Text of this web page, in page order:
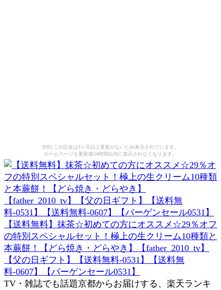
[PR] この広告は3ヶ月以上更新がないため表示されています。
ホームページを更新後24時間以内に表示されなくなります。
【送料無料】抹茶☆初めての方にオススメ☆29％オフ
の特別スペシャルセット！極上の生クリーム10種類と
本蕨餅！【どら焼き・どらやき】【father_2010_tv】
【父の日ギフト】【送料無料-0531】【送料無
料-0607】【バーゲンセール0531】
TV・雑誌でも話題京都からお届けする、楽天ランキ